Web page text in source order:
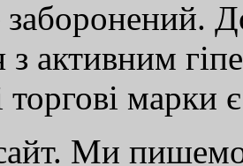
заборонений.
з активним
торгові марки
Ми